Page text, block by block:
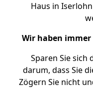
Haus in
Wir haben
Sparen Sie sich
darum, dass Sie
Zögern Sie nicht